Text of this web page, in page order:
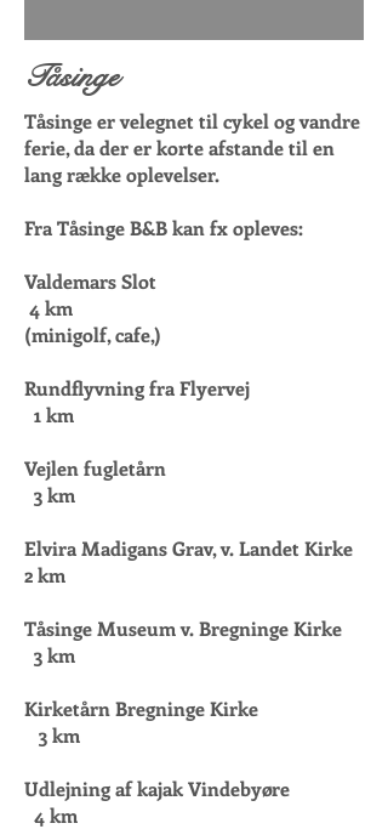
Tåsinge
Tåsinge er velegnet til cykel og vandre
ferie, da der er korte afstande til en
lang række oplevelser.
Fra Tåsinge B&B kan fx opleves:
Valdemars Slot
4 km
(minigolf, cafe,)
Rundflyvning fra Flyervej
1 km
Vejlen fugletårn
3 km
Elvira Madigans Grav, v. Landet Kirke
2 km
Tåsinge Museum v. Bregninge Kirke
3 km
Kirketårn Bregninge Kirke
3 km
Udlejning af kajak Vindebyøre
4 km